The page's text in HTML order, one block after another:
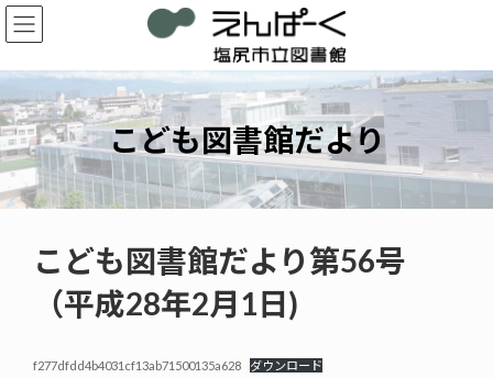
コ
ン
ン
ツ
へ
ス
キ
ッ
プ
ナ
ビ
ー
シ
ョ
ン
に
移
動
こども図書館だより
こども図書館だより第56号
（平成28年2月1日)
f277dfdd4b4031cf13ab71500135a628 ダウンロード